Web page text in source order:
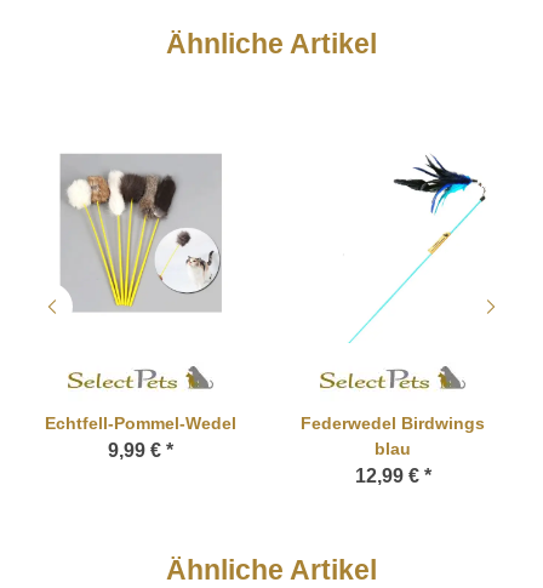
Ähnliche Artikel
Echtfell-Pommel-Wedel
9,99 € *
Federwedel Birdwings
blau
12,99 € *
Ähnliche Artikel